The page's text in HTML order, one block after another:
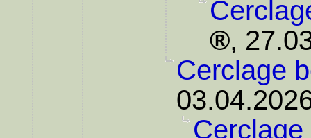
,
Cerclage